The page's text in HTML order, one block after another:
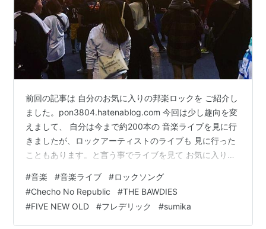
前回の記事は 自分のお気に入りの邦楽ロックを ご紹介し
ました。pon3804.hatenablog.com 今回は少し趣向を変
えまして、 自分は今まで約200本の 音楽ライブを見に行
きましたが、ロックアーティストのライブも 見に行った
こともあります。と言う事でライブを見て お気に入りに
年 愛知県・篠島フェス Checho No Republic 「No
Way」 2018年 でらロックフェスティバル EVERLONG
「POPダイバー」 2018年 MERRY ROCK PARADE THE
BAWDIES「Just Be Cool」 F…
#音楽 #音楽ライブ #ロックソング
#Checho No Republic #THE BAWDIES
#FIVE NEW OLD #フレデリック #sumika